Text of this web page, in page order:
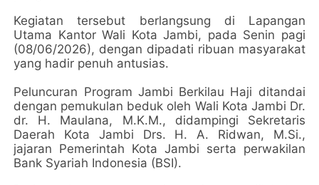
Kegiatan tersebut berlangsung di Lapangan
Utama Kantor Wali Kota Jambi, pada Senin pagi
(08/06/2026), dengan dipadati ribuan masyarakat
yang hadir penuh antusias.
Peluncuran Program Jambi Berkilau Haji ditandai
dengan pemukulan beduk oleh Wali Kota Jambi Dr.
dr. H. Maulana, M.K.M., didampingi Sekretaris
Daerah Kota Jambi Drs. H. A. Ridwan, M.Si.,
jajaran Pemerintah Kota Jambi serta perwakilan
Bank Syariah Indonesia (BSI).